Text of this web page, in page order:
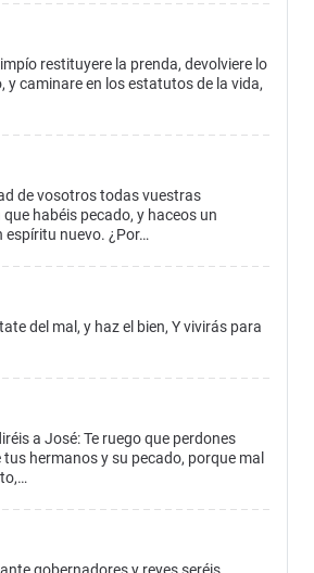
restituyere la prenda, devolviere lo
y caminare en los estatutos de la vida,
de vosotros todas vuestras
habéis pecado, y haceos un
espíritu nuevo. ¿Por…
del mal, y haz el bien, Y vivirás para
a José: Te ruego que perdones
hermanos y su pecado, porque mal